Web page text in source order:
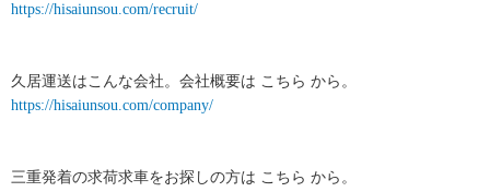
https://hisaiunsou.com/recruit/
久居運送はこんな会社。会社概要は こちら から。
https://hisaiunsou.com/company/
三重発着の求荷求車をお探しの方は こちら から。